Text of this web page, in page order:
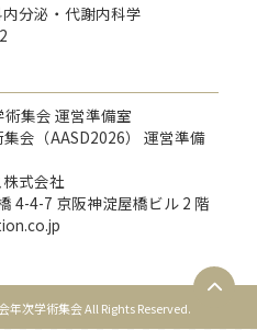
分泌・代謝内科学
集会 運営準備室
会（AASD2026） 運営準備
式会社
4-4-7 京阪神淀屋橋ビル 2 階
年次学術集会 All Rights Reserved.